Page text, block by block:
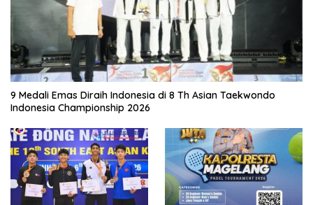
9 Medali Emas Diraih Indonesia di 8 Th Asian Taekwondo
Indonesia Championship 2026